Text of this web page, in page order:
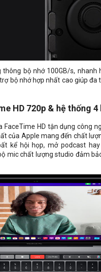
bộ nhớ 100GB/s, nhanh
bộ nhớ hợp nhất cao giúp đa
HD 720p & hệ thống 4
FaceTime HD tận dụng công
của Apple mang đến chất
kể hội họp, mở podcast
mic chất lượng studio đảm